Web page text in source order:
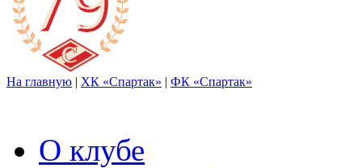
На главную | ХК «Спартак» | ФК «Спартак»
О клубе